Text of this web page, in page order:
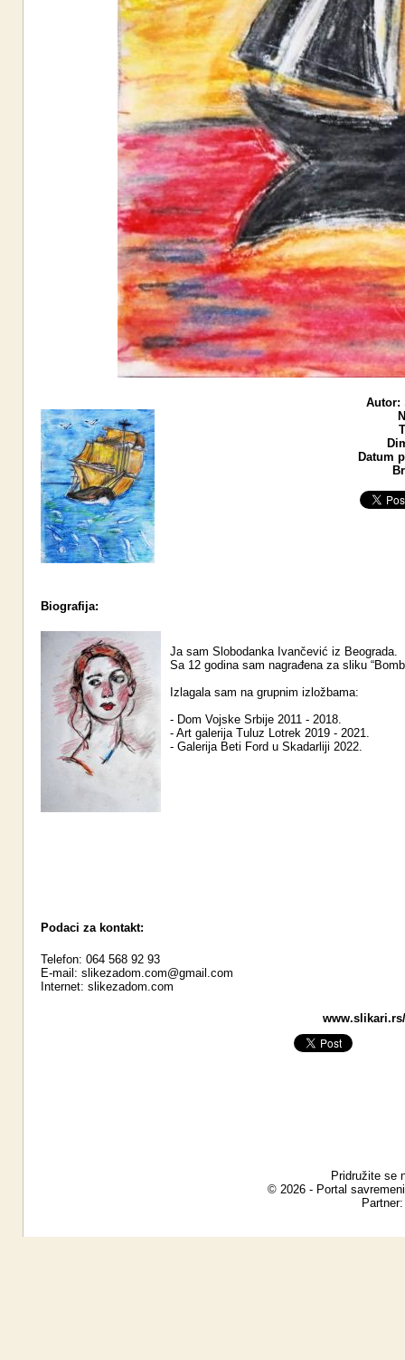
Autor:
Datum
Biografija:
Ja sam Slobodanka Ivančević iz Beograda.
Sa 12 godina sam nagrađena za sliku
Izlagala sam na grupnim izložbama:
- Dom Vojske Srbije 2011 - 2018.
- Art galerija Tuluz Lotrek 2019 - 2021.
- Galerija Beti Ford u Skadarliji 2022.
Podaci za kontakt:
Telefon: 064 568 92 93
E-mail: slikezadom.com@gmail.com
Internet: slikezadom.com
Pridružite se
© 2026 - Portal